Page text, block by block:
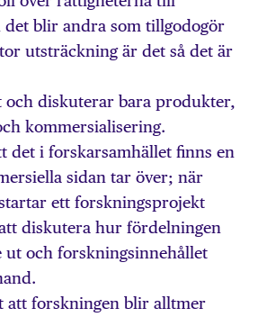
blir andra som tillgodogör
utsträckning är det så det är
och diskuterar bara produkter,
kommersialisering.
det i forskarsamhället finns en
sidan tar över; när
ett forskningsprojekt
diskutera hur fördelningen
ut och forskningsinnehållet
att forskningen blir alltmer